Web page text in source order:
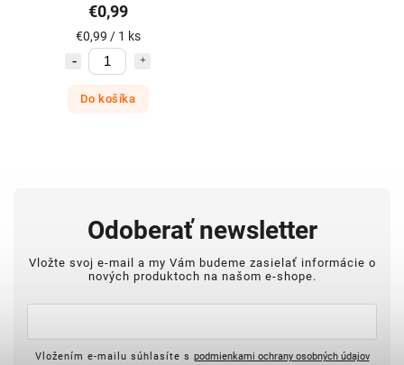
€0,99
€0,99 / 1 ks
Do košíka
Odoberať newsletter
Vložte svoj e-mail a my Vám budeme zasielať informácie o
nových produktoch na našom e-shope.
Vložením e-mailu súhlasíte s podmienkami ochrany osobných údajov